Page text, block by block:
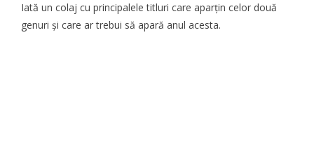
Iată un colaj cu principalele titluri care aparțin celor două
genuri și care ar trebui să apară anul acesta.